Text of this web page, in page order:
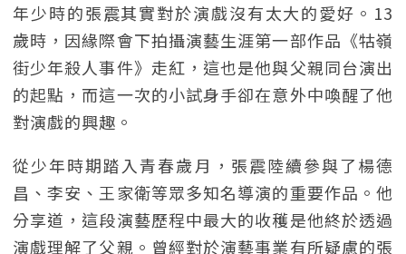
年少時的張震其實對於演戲沒有太大的愛好。13
歲時，因緣際會下拍攝演藝生涯第一部作品《牯嶺
街少年殺人事件》走紅，這也是他與父親同台演出
的起點，而這一次的小試身手卻在意外中喚醒了他
對演戲的興趣。
從少年時期踏入青春歲月，張震陸續參與了楊德
昌、李安、王家衛等眾多知名導演的重要作品。他
分享道，這段演藝歷程中最大的收穫是他終於透過
演戲理解了父親。曾經對於演藝事業有所疑慮的張